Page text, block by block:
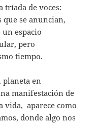
tríada de voces:
que se anuncian,
espacio
pero
tiempo.
planeta en
manifestación de
vida, aparece como
donde algo nos